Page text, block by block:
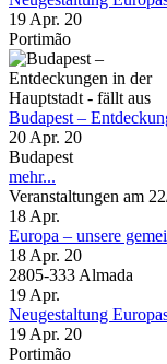
19 Apr. 20
Portimão
Budapest –
20 Apr. 20
Budapest
mehr...
Veranstaltungen am
18 Apr.
Europa – unsere
18 Apr. 20
2805-333 Almada
19 Apr.
Neugestaltung
19 Apr. 20
Portimão